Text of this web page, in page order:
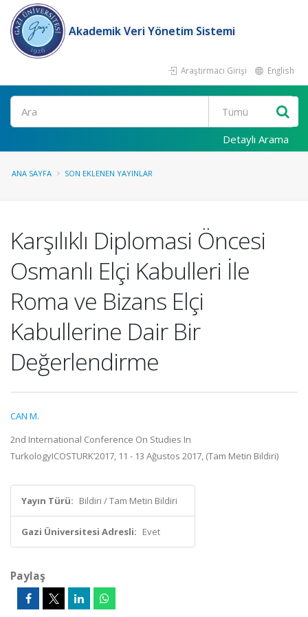
Akademik Veri Yönetim Sistemi
Araştırmacı Girişi English
Ara
Detaylı Arama
ANA SAYFA SON EKLENEN YAYINLAR
Karşılıklı Diplomasi Öncesi
Osmanlı Elçi Kabulleri İle
Roma ve Bizans Elçi
Kabullerine Dair Bir
Değerlendirme
CAN M.
2nd International Conference On Studies In
TurkologyICOSTURK’2017, 11 - 13 Ağustos 2017, (Tam Metin Bildiri)
Yayın Türü: Bildiri / Tam Metin Bildiri
Gazi Üniversitesi Adresli: Evet
Paylaş